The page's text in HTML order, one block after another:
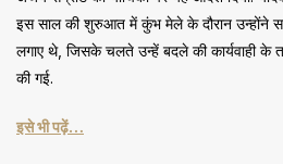
इस साल की शुरुआत में कुंभ मेले के दौरान उन्होंने
लगाए थे, जिसके चलते उन्हें बदले की कार्यवाही के
की गई.
इसे भी पढ़ें…